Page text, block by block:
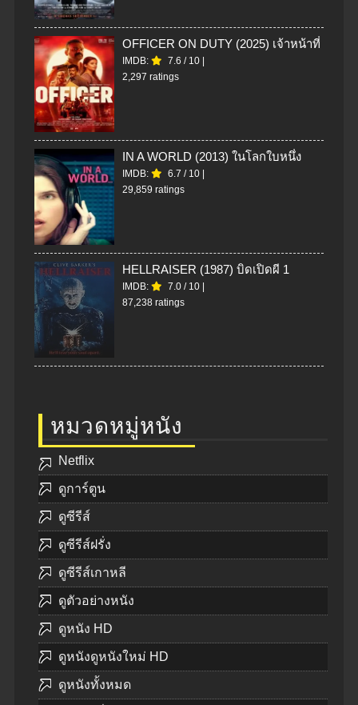
OFFICER ON DUTY (2025) เจ้าหน้าที่
IMDB: 7.6 / 10
2,297 ratings
IN A WORLD (2013) ในโลกใบหนึ่ง
IMDB: 6.7 / 10
29,859 ratings
HELLRAISER (1987) บิดเปิดผี 1
IMDB: 7.0 / 10
87,238 ratings
หมวดหมู่หนัง
Netflix
ดูการ์ตูน
ดูซีรีส์
ดูซีรีส์ฝรั่ง
ดูซีรีส์เกาหลี
ดูตัวอย่างหนัง
ดูหนัง HD
ดูหนังดูหนังใหม่ HD
ดูหนังทั้งหมด